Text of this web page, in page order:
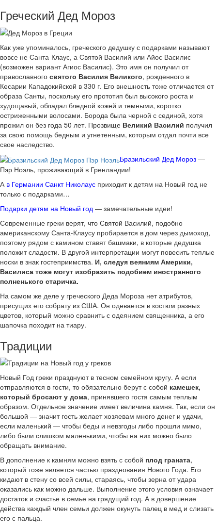
Греческий Дед Мороз
Как уже упоминалось, греческого дедушку с подарками называют
вовсе не Санта-Клаус, а Святой Василий или Айос Василис
(возможен вариант Агиос Василис). Это имя он получил от
православного святого Василия Великого, рожденного в
Кесарии Кападокийской в 330 г. Его внешность тоже отличается от
образа Санты, поскольку его прототип был высокого роста и
худощавый, обладал бледной кожей и темными, коротко
остриженными волосами. Борода была черной с сединой, хотя
прожил он без года 50 лет. Прозвище Великий Василий получил
за свою помощь бедным и угнетенным, которым отдал почти все
свое наследство.
Бразильский Дед Мороз —
Пэр Ноэль, проживающий в Гренландии!
А в Германии Санкт Николаус приходит к детям на Новый год не
только с подарками…
Подарки детям на Новый год — замечательные идеи!
Современные греки верят, что Святой Василий, подобно
американскому Санта-Клаусу пробирается в дом через дымоход,
поэтому рядом с камином ставят башмаки, в которые дедушка
положит сладости. В другой интерпретации могут повесить теплые
носки в знак гостеприимства. И, следуя веяниям Америки,
Василиса тоже могут изобразить подобием иностранного
полненького старичка.
На самом же деле у греческого Деда Мороза нет атрибутов,
присущих его собрату из США. Он одевается в костюм разных
цветов, который можно сравнить с одеянием священника, а его
шапочка походит на тиару.
Традиции
Новый Год греки празднуют в тесном семейном кругу. А если
отправляются в гости, то обязательно берут с собой камешек,
который бросают у дома, принявшего гостя самым теплым
образом. Отдельное значение имеет величина камня. Так, если он
большой — значит гость желает хозяевам много денег и удачи,
если маленький — чтобы беды и невзгоды либо прошли мимо,
либо были слишком маленькими, чтобы на них можно было
обращать внимание.
В дополнение к камням можно взять с собой плод граната,
который тоже является частью празднования Нового Года. Его
кидают в стену со всей силы, стараясь, чтобы зерна от удара
оказались как можно дальше. Выполнение этого условия означает
достаток и счастье в семье на грядущий год. А в довершение
действа каждый член семьи должен окунуть палец в мед и слизать
его с пальца.